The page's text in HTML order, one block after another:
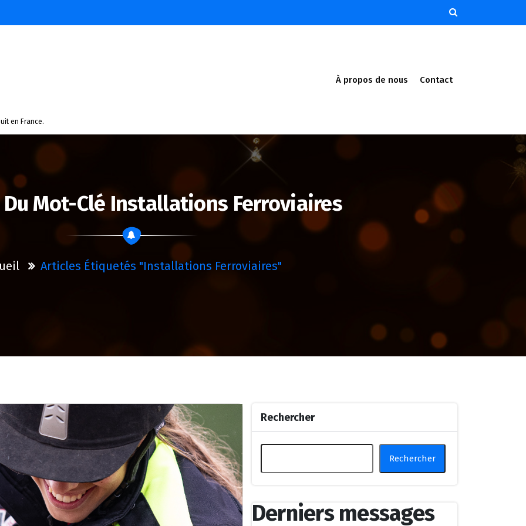
en France.
À propos de nous Contact
Mot-Clé Installations Ferroviaires
Articles Étiquetés "installations Ferroviaires"
Rechercher
Rechercher
Derniers messages